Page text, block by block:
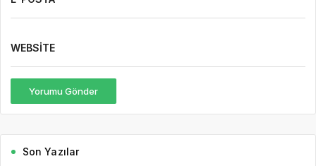
WEBSITE
Yorumu Gönder
Son Yazılar